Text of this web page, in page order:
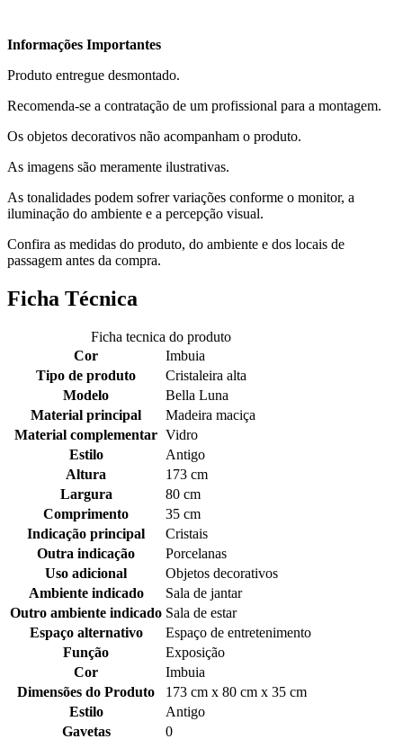
Informações Importantes
Produto entregue desmontado.
Recomenda-se a contratação de um profissional para a montagem.
Os objetos decorativos não acompanham o produto.
As imagens são meramente ilustrativas.
As tonalidades podem sofrer variações conforme o monitor, a
iluminação do ambiente e a percepção visual.
Confira as medidas do produto, do ambiente e dos locais de
passagem antes da compra.
Ficha Técnica
Ficha tecnica do produto
Cor
Imbuia
Tipo de produto
Cristaleira alta
Modelo
Bella Luna
Material principal
Madeira maciça
Material complementar Vidro
Estilo
Antigo
Altura
173 cm
Largura
80 cm
Comprimento
35 cm
Indicação principal
Cristais
Outra indicação
Porcelanas
Uso adicional
Objetos decorativos
Ambiente indicado
Sala de jantar
Outro ambiente indicado Sala de estar
Espaço alternativo
Espaço de entretenimento
Função
Exposição
Cor
Imbuia
Dimensões do Produto
173 cm x 80 cm x 35 cm
Estilo
Antigo
Gavetas
0